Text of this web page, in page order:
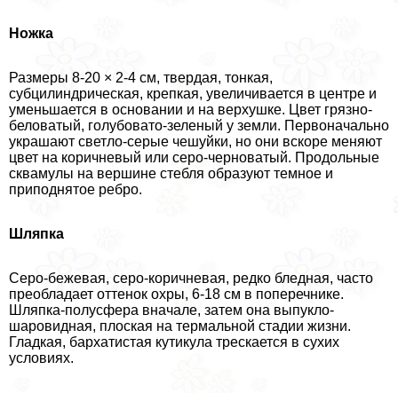
Ножка
Размеры 8-20 × 2-4 см, твердая, тонкая,
субцилиндрическая, крепкая, увеличивается в центре и
уменьшается в основании и на верхушке. Цвет грязно-
беловатый, гoлyбовато-зеленый у земли. Первоначально
украшают светло-серые чешуйки, но они вскоре меняют
цвет на коричневый или серо-черноватый. Продольные
сквамулы на вершине стeбля образуют темное и
приподнятое ребро.
Шляпка
Серо-бежевая, серо-коричневая, редко бледная, часто
преобладает оттенок охры, 6-18 см в поперечнике.
Шляпка-полусфера вначале, затем она выпукло-
шаровидная, плоская на термальной стадии жизни.
Гладкая, бархатистая кутикула трескается в сухих
условиях.